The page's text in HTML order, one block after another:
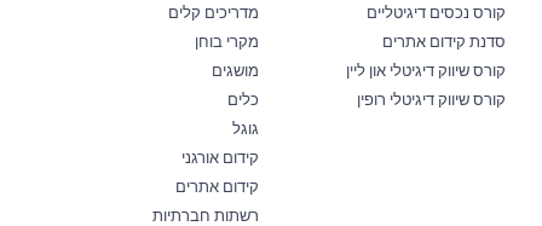
קורס נכסים דיגיטליים
סדנת קידום אתרים
קורס שיווק דיגיטלי און ליין
קורס שיווק דיגיטלי רופין
מדריכים קלים
מקרי בוחן
מושגים
כלים
גוגל
קידום אורגני
קידום אתרים
רשתות חברתיות